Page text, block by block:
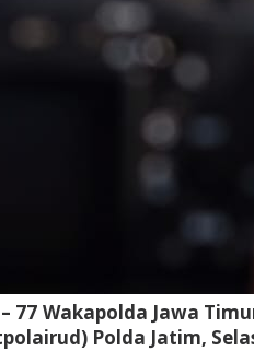
77 Wakapolda Jawa
Polda Jatim,